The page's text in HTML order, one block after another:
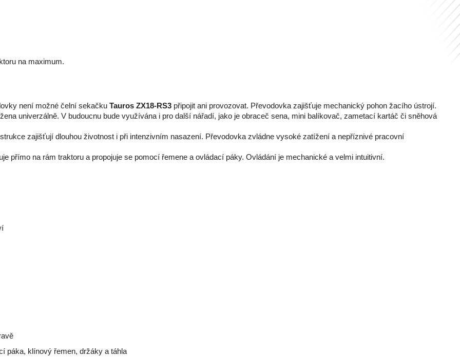
na maximum.
není možné čelní sekačku Tauros ZX18-RS3 připojit ani provozovat. Převodovka zajišťuje mechanický pohon žacího ústrojí.
univerzálně. V budoucnu bude využívána i pro další nářadí, jako je obraceč sena, mini balíkovač, zametací kartáč či sněhová
zajišťují dlouhou životnost i při intenzivním nasazení. Převodovka zvládne vysoké zatížení a nepříznivé pracovní
přímo na rám traktoru a propojuje se pomocí řemene a ovládací páky. Ovládání je mechanické a velmi intuitivní.
páka, klínový řemen, držáky a táhla